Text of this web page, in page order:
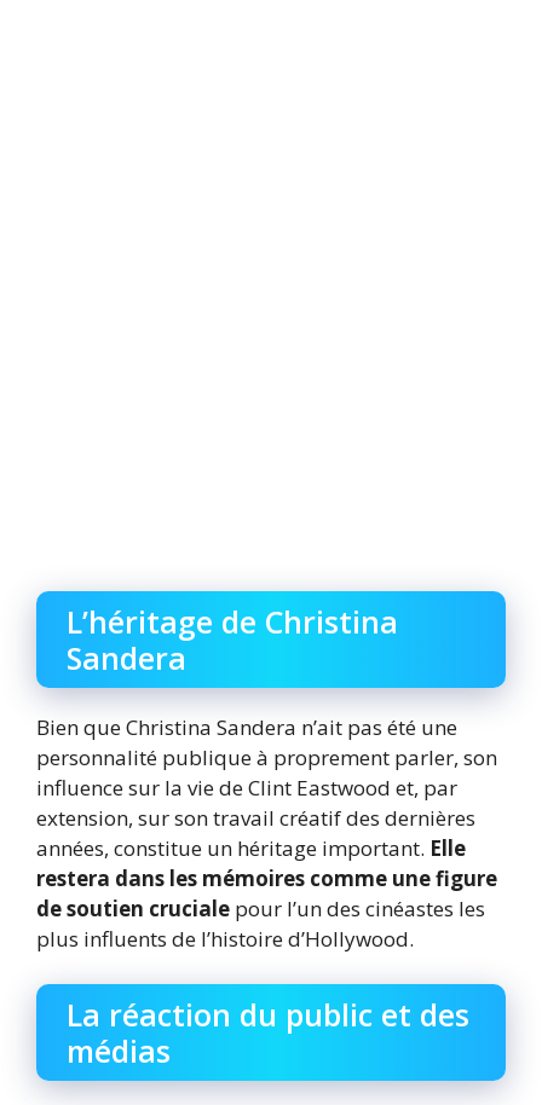
L’héritage de Christina
Sandera
Bien que Christina Sandera n’ait pas été une
personnalité publique à proprement parler, son
influence sur la vie de Clint Eastwood et, par
extension, sur son travail créatif des dernières
années, constitue un héritage important. Elle
restera dans les mémoires comme une figure
de soutien cruciale pour l’un des cinéastes les
plus influents de l’histoire d’Hollywood.
La réaction du public et des
médias